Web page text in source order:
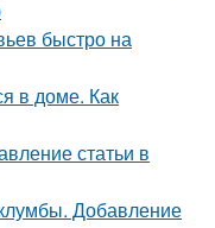
быстро на
в доме. Как
статьи в
Добавление